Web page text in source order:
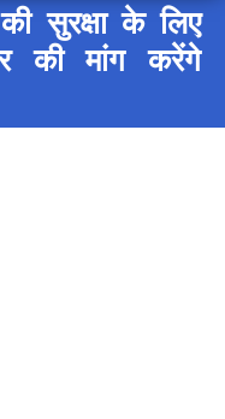
सुरक्षा के लिए
की मांग करेंगे